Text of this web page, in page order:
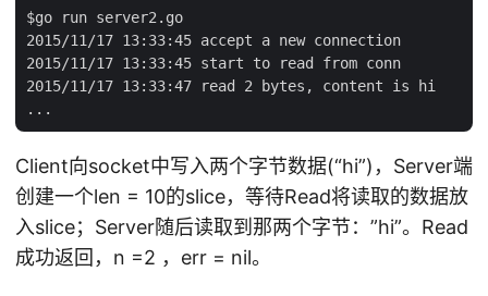
$go run server2.go
2015/11/17 13:33:45 accept a new connection
2015/11/17 13:33:45 start to read from conn
2015/11/17 13:33:47 read 2 bytes, content is hi
Client向socket中写入两个字节数据(“hi”)，Server端
创建一个len = 10的slice，等待Read将读取的数据放
入slice；Server随后读取到那两个字节：”hi”。Read
成功返回，n =2 ，err = nil。